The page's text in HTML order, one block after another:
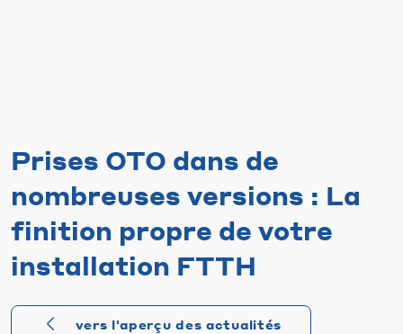
Prises OTO dans de
nombreuses versions : La
finition propre de votre
installation FTTH
vers l'aperçu des actualités